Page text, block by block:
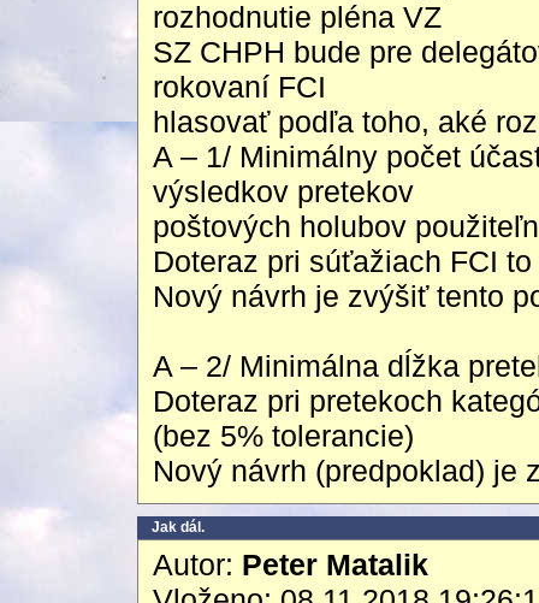
rozhodnutie pléna VZ
SZ CHPH bude pre
rokovaní FCI
hlasovať podľa toho, aké
A – 1/ Minimálny počet
výsledkov pretekov
poštových holubov
Doteraz pri súťažiach FCI
Nový návrh je zvýšiť tento
A – 2/ Minimálna dĺžka
Doteraz pri pretekoch
(bez 5% tolerancie)
Nový návrh (predpoklad) je
Jak dál.
Autor: Peter Matalik